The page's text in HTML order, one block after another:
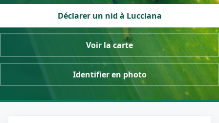
Déclarer un nid à Lucciana
Voir la carte
Identifier en photo